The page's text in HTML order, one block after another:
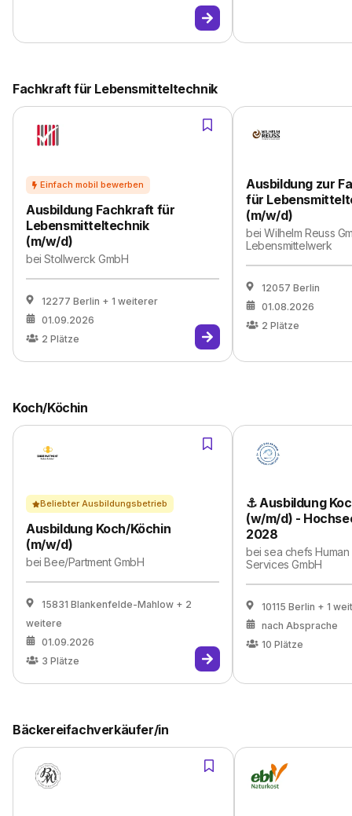
Fachkraft für Lebensmitteltechnik
Ausbildung Fachkraft für
Lebensmitteltechnik
(m/w/d)
beiStollwerck GmbH
12277 Berlin + 1 weiterer
01.09.2026
2 Plätze
Ausbildung zur
für
(m/w/d)
beiWilhelm Reuss
Lebensmittelwerk
12057 Berlin
01.08.2026
2 Plätze
Koch/Köchin
Ausbildung Koch/Köchin
(m/w/d)
beiBee/Partment GmbH
15831 Blankenfelde-Mahlow + 2
weitere
01.09.2026
3 Plätze
Beliebter Ausbildungsbetrieb
⚓ Ausbildung
(w/m/d) -
2028
beisea chefs
Services GmbH
10115 Berlin + 1
nach Absprache
10 Plätze
Bäckereifachverkäufer/in